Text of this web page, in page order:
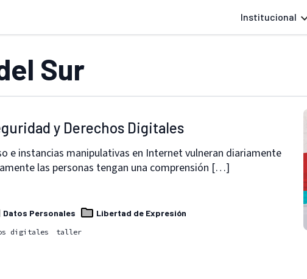
Institucional
Sur
y Derechos Digitales
e instancias manipulativas en Internet vulneran diariamente
las personas tengan una comprensión […]
Datos Personales Libertad de Expresión
digitales taller